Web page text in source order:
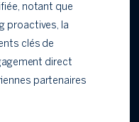
notant que
proactives, la
clés de
direct
partenaires